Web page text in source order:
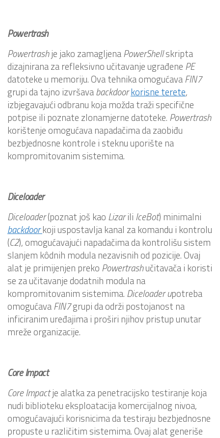
Powertrash
Powertrashje jako zamagljenaPowerShellskripta
dizajnirana za refleksivno učitavanje ugrađene PE
datoteke u memoriju. Ova tehnika omogućavaFIN7
grupi da tajno izvršavabackdoorkorisne terete,
izbjegavajući odbranu koja možda traži specifične
potpise ili poznate zlonamjerne datoteke. Powertrash
korištenje omogućava napadačima da zaobiđu
bezbjednosne kontrole i steknu uporište na
kompromitovanim sistemima.
Diceloader
Diceloader(poznat još kao Lizarili IceBot) minimalni
backdoorkoji uspostavlja kanal za komandu i kontrolu
(C2), omogućavajući napadačima da kontrolišu sistem
slanjem kôdnih modula nezavisnih od pozicije. Ovaj
alat je primijenjen preko Powertrashučitavača i koristi
se za učitavanje dodatnih modula na
kompromitovanim sistemima. Diceloader upotreba
omogućavaFIN7grupi da održi postojanost na
inficiranim uređajima i proširi njihov pristup unutar
mreže organizacije.
Core Impact
CoreImpactje alatka za penetracijsko testiranje koja
nudi biblioteku eksploatacija komercijalnog nivoa,
omogućavajući korisnicima da testiraju bezbjednosne
propuste u različitim sistemima. Ovaj alat generiše